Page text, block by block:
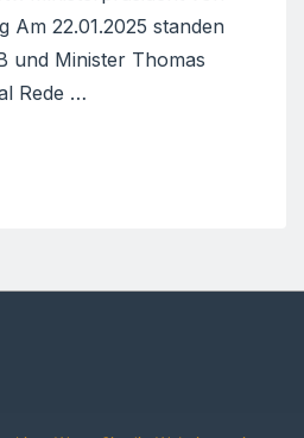
Am 22.01.2025 standen
und Minister Thomas
Rede …